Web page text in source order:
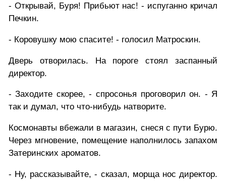
- Открывай, Буря! Прибьют нас! - испуганно кричал
Печкин.
- Коровушку мою спасите! - голосил Матроскин.
Дверь отворилась. На пороге стоял заспанный
директор.
- Заходите скорее, - спросонья проговорил он. - Я
так и думал, что что-нибудь натворите.
Космонавты вбежали в магазин, снеся с пути Бурю.
Через мгновение, помещение наполнилось запахом
Затеринских ароматов.
- Ну, рассказывайте, - сказал, морща нос директор.